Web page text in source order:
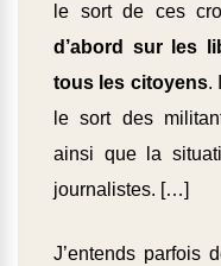
le sort de ces
d’abord sur les
tous les citoyens.
le sort des
ainsi que la
journalistes. […]
J’entends parfois